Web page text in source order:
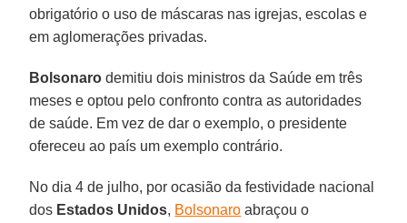
obrigatório o uso de máscaras nas igrejas, escolas e
em aglomerações privadas.
Bolsonaro demitiu dois ministros da Saúde em três
meses e optou pelo confronto contra as autoridades
de saúde. Em vez de dar o exemplo, o presidente
ofereceu ao país um exemplo contrário.
No dia 4 de julho, por ocasião da festividade nacional
dos Estados Unidos, Bolsonaro abraçou o